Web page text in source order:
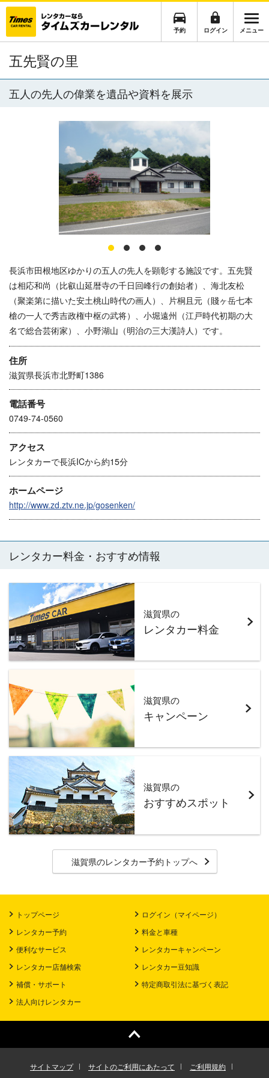
予約 ログイン メニュー
五先賢の里
五人の先人の偉業を遺品や資料を展示
長浜市田根地区ゆかりの五人の先人を顕彰する施設です。五先賢
は相応和尚（比叡山延暦寺の千日回峰行の創始者）、海北友松
（聚楽第に描いた安土桃山時代の画人）、片桐且元（賤ヶ岳七本
槍の一人で秀吉政権中枢の武将）、小堀遠州（江戸時代初期の大
名で総合芸術家）、小野湖山（明治の三大漢詩人）です。
住所
滋賀県長浜市北野町1386
電話番号
0749-74-0560
アクセス
レンタカーで長浜ICから約15分
ホームページ
http://www.zd.ztv.ne.jp/gosenken/
レンタカー料金・おすすめ情報
滋賀県の
レンタカー料金
滋賀県の
キャンペーン
滋賀県の
おすすめスポット
滋賀県のレンタカー予約トップへ
トップページ
ログイン（マイページ）
レンタカー予約
料金と車種
便利なサービス
レンタカーキャンペーン
レンタカー店舗検索
レンタカー豆知識
補償・サポート
特定商取引法に基づく表記
法人向けレンタカー
サイトマップ サイトのご利用にあたって ご利用規約